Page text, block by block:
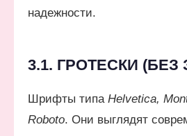
надежности.
3.1. ГРОТЕСКИ (БЕЗ
Шрифты типа Helvetica,
Roboto. Они выглядят